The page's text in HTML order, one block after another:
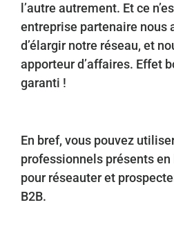
l’autre autrement. Et ce
entreprise partenaire nous
d’élargir notre réseau, et
apporteur d’affaires. Effet
garanti !
En bref, vous pouvez
professionnels présents
pour réseauter et
B2B.